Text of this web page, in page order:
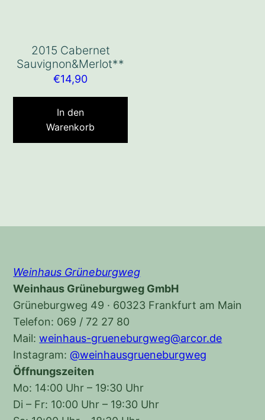
2015 Cabernet
Sauvignon&Merlot**
€14,90
In den
Warenkorb
Weinhaus Grüneburgweg
Weinhaus Grüneburgweg GmbH
Grüneburgweg 49 · 60323 Frankfurt am Main
Telefon: 069 / 72 27 80
Mail:weinhaus-grueneburgweg@arcor.de
Instagram:@weinhausgrueneburgweg
Öffnungszeiten
Mo: 14:00 Uhr – 19:30 Uhr
Di – Fr: 10:00 Uhr – 19:30 Uhr